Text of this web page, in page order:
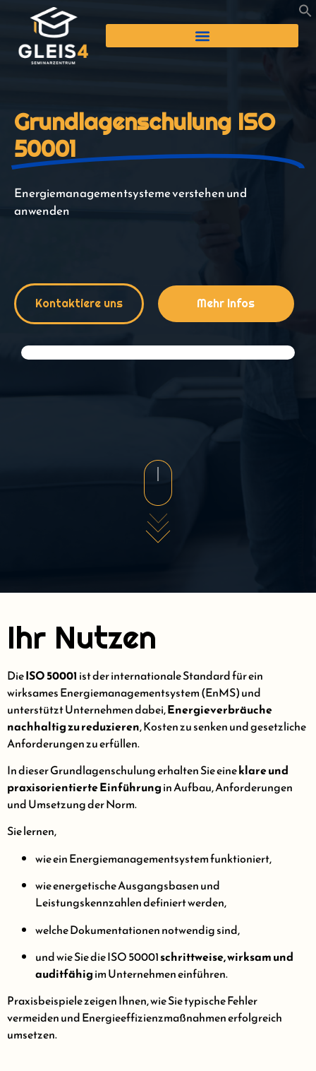
Grundlagenschulung ISO
50001
Energiemanagementsysteme verstehen und
anwenden
Mehr Infos
Kontaktiere uns
Ihr Nutzen
DieISO 50001 ist der internationale Standard für ein
wirksames Energiemanagementsystem (EnMS) und
unterstützt Unternehmen dabei,Energieverbräuche
nachhaltig zu reduzieren, Kosten zu senken und gesetzliche
Anforderungen zu erfüllen.
In dieser Grundlagenschulung erhalten Sie eineklare und
praxisorientierte Einführungin Aufbau, Anforderungen
und Umsetzung der Norm.
Sie lernen,
wie ein Energiemanagementsystem funktioniert,
wie energetische Ausgangsbasen und
Leistungskennzahlen definiert werden,
welche Dokumentationen notwendig sind,
und wie Sie die ISO 50001schrittweise, wirksam und
auditfähigim Unternehmen einführen.
Praxisbeispiele zeigen Ihnen, wie Sie typische Fehler
vermeiden und Energieeffizienzmaßnahmen erfolgreich
umsetzen.